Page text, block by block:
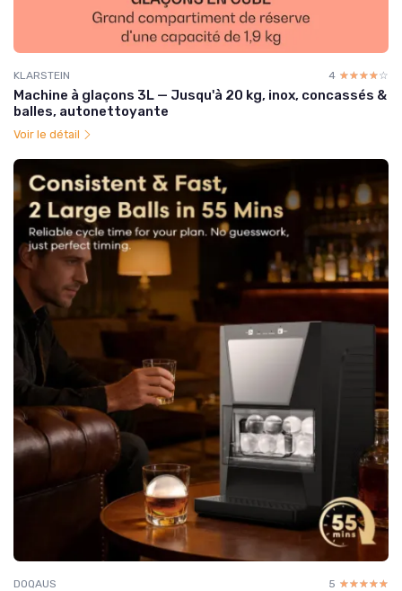
KLARSTEIN 4 ☆☆☆☆☆
★★★★★
Machine à glaçons 3L — Jusqu'à 20 kg, inox, concassés &
balles, autonettoyante
Voir le détail
DOQAUS 5 ☆☆☆☆☆
★★★★★